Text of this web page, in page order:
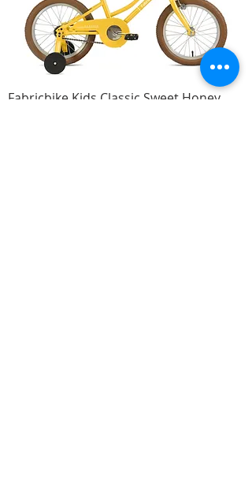
Fabricbike Kids Classic Sweet Honey